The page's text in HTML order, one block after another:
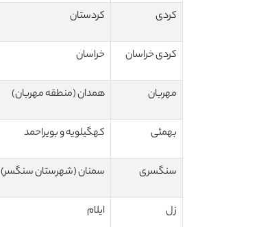
کردی کردستان
کردی خراسان خراسان
مهربان همدان (منطقه مهربان)
بهمئی کهگیلویه و بویراحمد
سنگسری سمنان (شهرستان سنگسر)
زل ایلام